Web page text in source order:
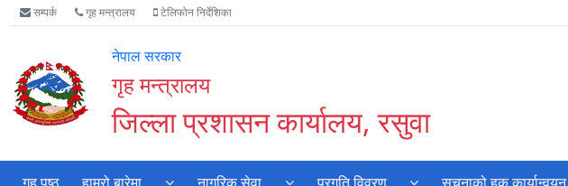
Accessibility
Mode
गर्नुहोस्
मुख्य
सामाग्री
मुख्य
नेभिगेसन
वेबसाइट
खोजमा
सम्पर्क गृह मन्त्रालय टेलिफोन निर्देशिका
नेपाल सरकार
गृह मन्त्रालय
जिल्ला प्रशासन कार्यालय, रसुवा
गृह पृष्ठ हाम्रो बारेमा नागरिक सेवा प्रगति विवरण सूचनाको हक कार्यान्वयन